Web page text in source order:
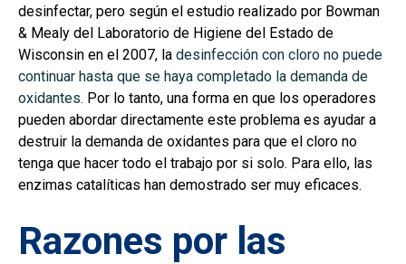
desinfectar, pero según el estudio realizado por Bowman
& Mealy del Laboratorio de Higiene del Estado de
Wisconsin en el 2007, la desinfección con cloro no puede
continuar hasta que se haya completado la demanda de
oxidantes. Por lo tanto, una forma en que los operadores
pueden abordar directamente este problema es ayudar a
destruir la demanda de oxidantes para que el cloro no
tenga que hacer todo el trabajo por si solo. Para ello, las
enzimas catalíticas han demostrado ser muy eficaces.
Razones por las